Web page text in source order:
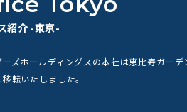
紹介 -東京-
ーズホールディングスの本社は恵比寿ガーデ
転いたしました。